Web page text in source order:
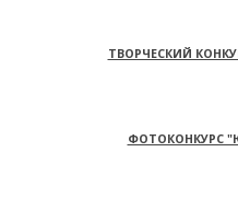
ТВОРЧЕСКИЙ
ФОТОКОНКУРС